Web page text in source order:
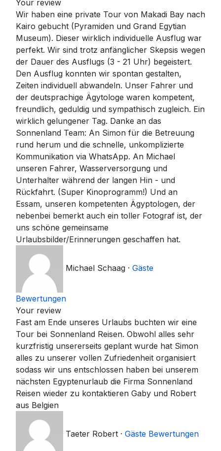
Your review
Wir haben eine private Tour von Makadi Bay nach
Kairo gebucht (Pyramiden und Grand Egytian
Museum). Dieser wirklich individuelle Ausflug war
perfekt. Wir sind trotz anfänglicher Skepsis wegen
der Dauer des Ausflugs (3 - 21 Uhr) begeistert.
Den Ausflug konnten wir spontan gestalten,
Zeiten individuell abwandeln. Unser Fahrer und
der deutsprachige Ägytologe waren kompetent,
freundlich, geduldig und sympathisch zugleich. Ein
wirklich gelungener Tag. Danke an das
Sonnenland Team: An Simon für die Betreuung
rund herum und die schnelle, unkomplizierte
Kommunikation via WhatsApp. An Michael
unseren Fahrer, Wasserversorgung und
Unterhalter während der langen Hin - und
Rückfahrt. (Super Kinoprogramm!) Und an
Essam, unseren kompetenten Ägyptologen, der
nebenbei bemerkt auch ein toller Fotograf ist, der
uns schöne gemeinsame
Urlaubsbilder/Erinnerungen geschaffen hat.
Michael Schaag · Gäste
Bewertungen
Your review
Fast am Ende unseres Urlaubs buchten wir eine
Tour bei Sonnenland Reisen. Obwohl alles sehr
kurzfristig unsererseits geplant wurde hat Simon
alles zu unserer vollen Zufriedenheit organisiert
sodass wir uns entschlossen haben bei unserem
nächsten Egyptenurlaub die Firma Sonnenland
Reisen wieder zu kontaktieren Gaby und Robert
aus Belgien
Taeter Robert · Gäste Bewertungen